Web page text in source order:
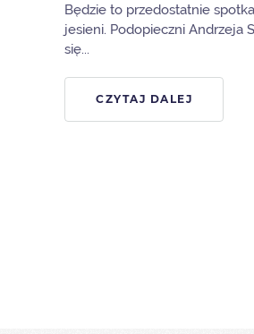
Będzie to przedostatnie
jesieni. Podopieczni Andrzeja
się...
CZYTAJ DALEJ